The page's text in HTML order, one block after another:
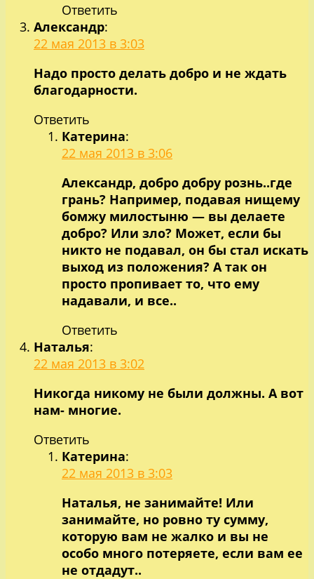
Ответить
Александр:
22 мая 2013 в 3:03
Надо просто делать добро и не ждать
благодарности.
Ответить
Катерина:
22 мая 2013 в 3:06
Александр, добро добру рознь..где
грань? Например, подавая нищему
бомжу милостыню — вы делаете
добро? Или зло? Может, если бы
никто не подавал, он бы стал искать
выход из положения? А так он
просто пропивает то, что ему
надавали, и все..
Ответить
Наталья:
22 мая 2013 в 3:02
Никогда никому не были должны. А вот
нам- многие.
Ответить
Катерина:
22 мая 2013 в 3:03
Наталья, не занимайте! Или
занимайте, но ровно ту сумму,
которую вам не жалко и вы не
особо много потеряете, если вам ее
не отдадут..